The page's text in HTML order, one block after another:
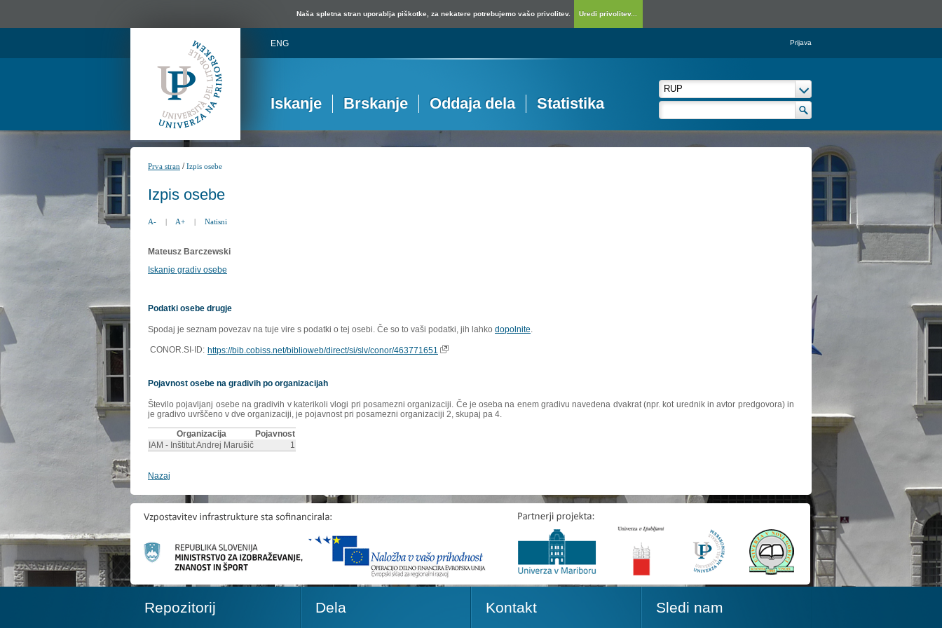
Naša spletna stran uporablja piškotke, za nekatere potrebujemo vašo privolitev. Uredi privolitev...
ENG Prijava
Iskanje Brskanje Oddaja dela Statistika
Prva stran /Izpis osebe
Izpis osebe
A- | A+ | Natisni
Mateusz Barczewski
Iskanje gradiv osebe
Podatki osebe drugje
Spodaj je seznam povezav na tuje vire s podatki o tej osebi. Če so to vaši podatki, jih lahko dopolnite.
CONOR.SI-ID: https://bib.cobiss.net/biblioweb/direct/si/slv/conor/463771651
Pojavnost osebe na gradivih po organizacijah
Število pojavljanj osebe na gradivih v katerikoli vlogi pri posamezni organizaciji. Če je oseba na enem gradivu navedena dvakrat (npr. kot urednik in avtor predgovora) in
je gradivo uvrščeno v dve organizaciji, je pojavnost pri posamezni organizaciji 2, skupaj pa 4.
Organizacija
Pojavnost
IAM - Inštitut Andrej Marušič
1
Nazaj
Repozitorij Dela Kontakt Sledi nam